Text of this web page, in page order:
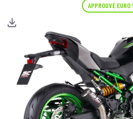
APPROUVÉ EURO